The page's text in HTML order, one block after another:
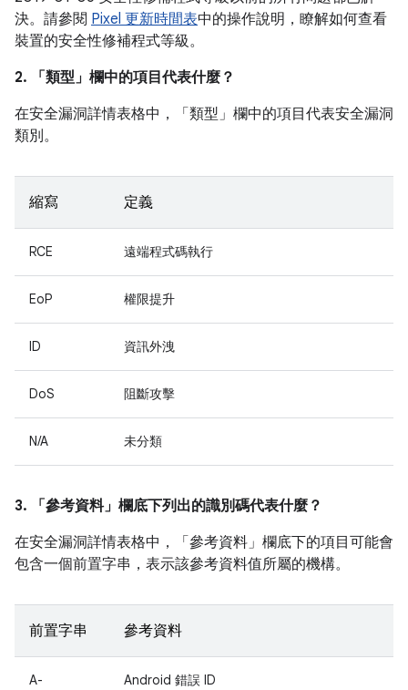
決。請參閱 Pixel 更新時間表中的操作說明，瞭解如何查看
裝置的安全性修補程式等級。
2. 「類型」 欄中的項目代表什麼？
在安全漏洞詳情表格中，「類型」 欄中的項目代表安全漏洞
類別。
縮寫 定義
RCE 遠端程式碼執行
EoP 權限提升
ID 資訊外洩
DoS 阻斷攻擊
N/A 未分類
3. 「參考資料」 欄底下列出的識別碼代表什麼？
在安全漏洞詳情表格中，「參考資料」 欄底下的項目可能會
包含一個前置字串，表示該參考資料值所屬的機構。
前置字串 參考資料
A- Android 錯誤 ID